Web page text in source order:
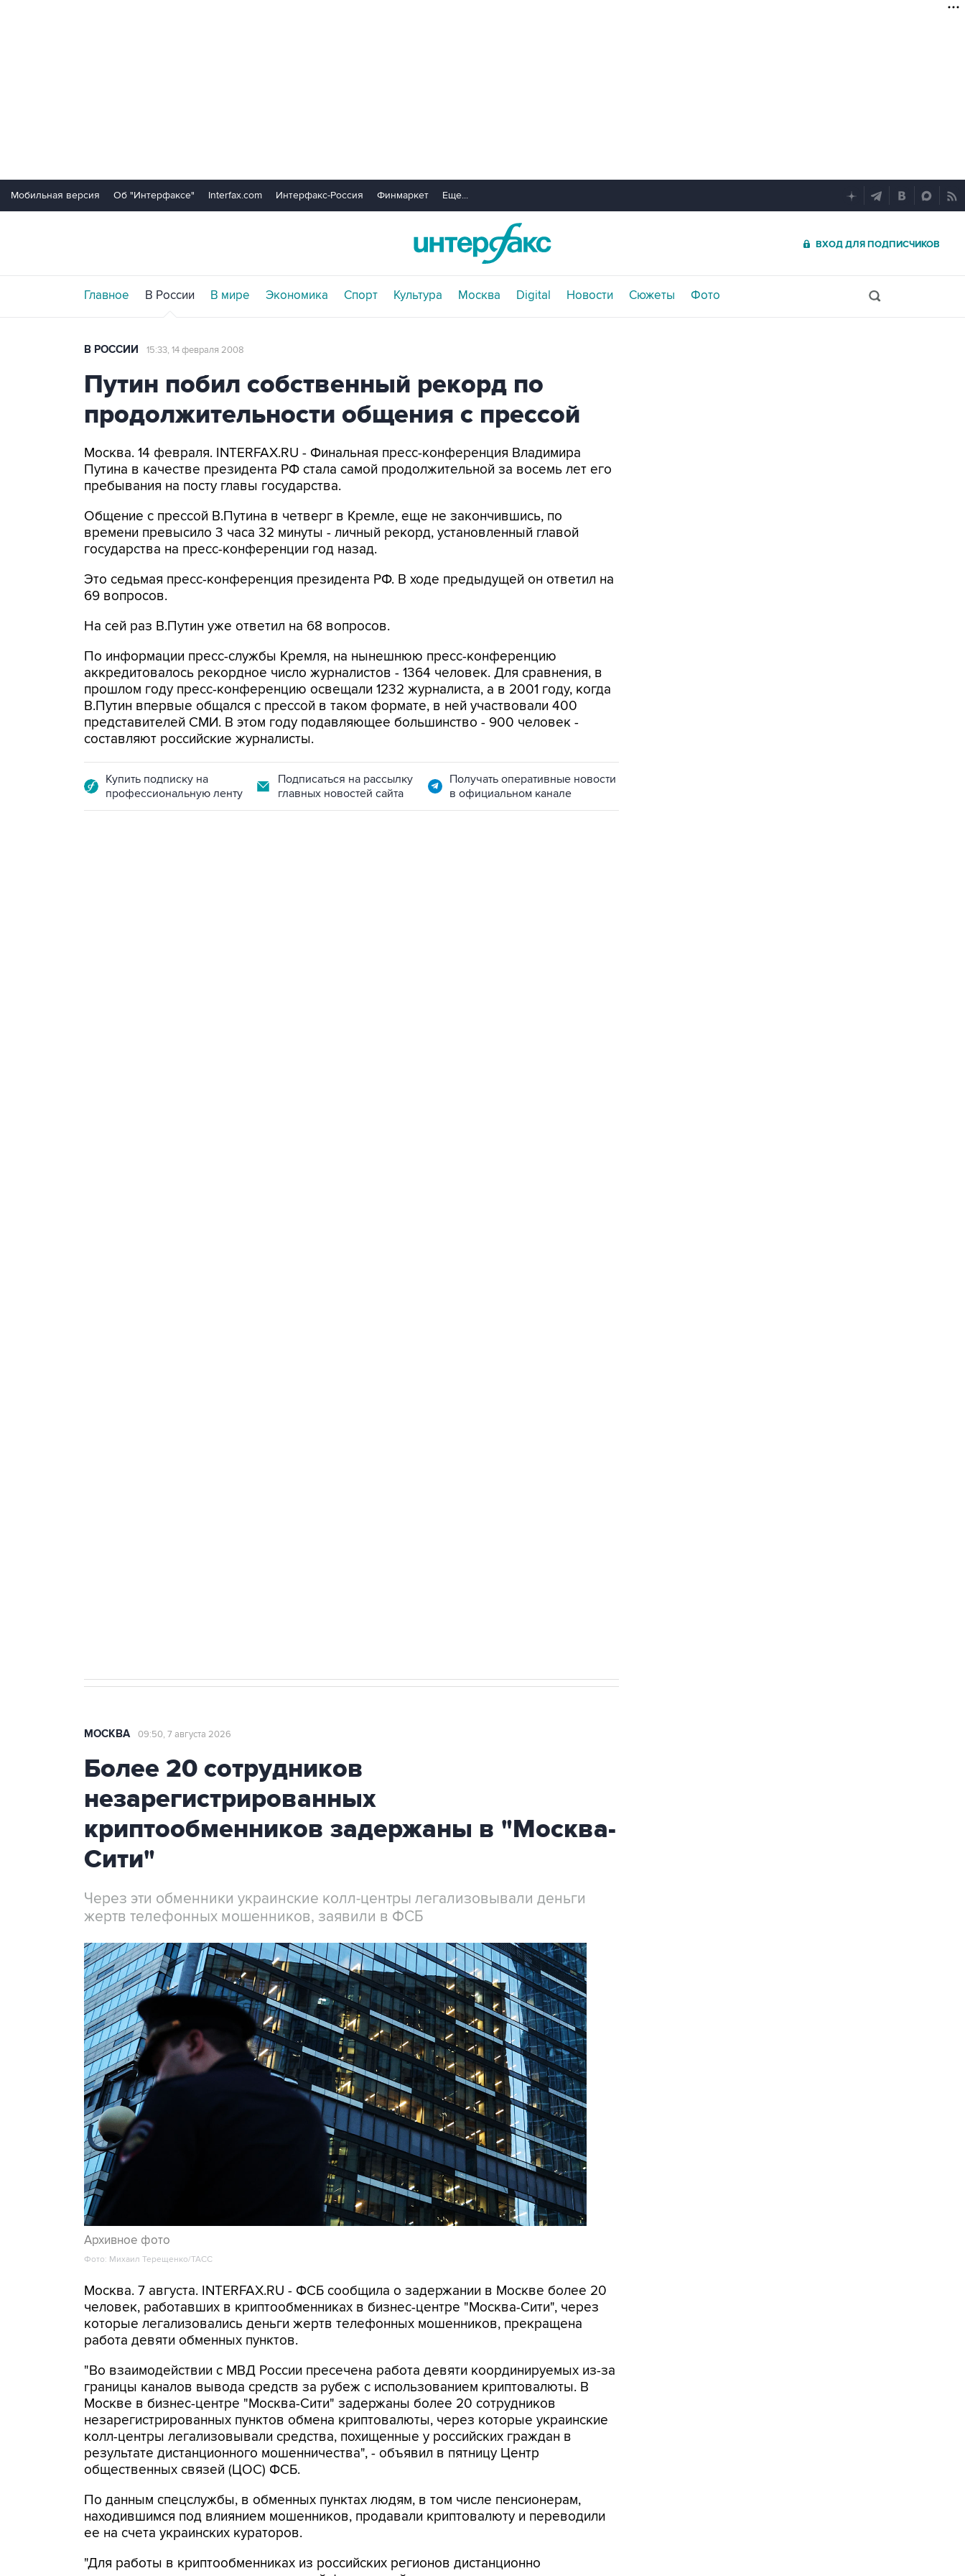
Мобильная версия Об "Интерфаксе" Interfax.com Интерфакс-Россия Финмаркет Еще...
ВХОД ДЛЯ ПОДПИСЧИКОВ
Главное В России В мире Экономика Спорт Культура Москва Digital Новости Сюжеты Фото
В РОССИИ 15:33, 14 февраля 2008
Путин побил собственный рекорд по
продолжительности общения с прессой
Москва. 14 февраля. INTERFAX.RU - Финальная пресс-конференция Владимира
Путина в качестве президента РФ стала самой продолжительной за восемь лет его
пребывания на посту главы государства.
Общение с прессой В.Путина в четверг в Кремле, еще не закончившись, по
времени превысило 3 часа 32 минуты - личный рекорд, установленный главой
государства на пресс-конференции год назад.
Это седьмая пресс-конференция президента РФ. В ходе предыдущей он ответил на
69 вопросов.
На сей раз В.Путин уже ответил на 68 вопросов.
По информации пресс-службы Кремля, на нынешнюю пресс-конференцию
аккредитовалось рекордное число журналистов - 1364 человек. Для сравнения, в
прошлом году пресс-конференцию освещали 1232 журналиста, а в 2001 году, когда
В.Путин впервые общался с прессой в таком формате, в ней участвовали 400
представителей СМИ. В этом году подавляющее большинство - 900 человек -
составляют российские журналисты.
Купить подписку на
профессиональную ленту
Подписаться на рассылку
главных новостей сайта
Получать оперативные новости
в официальном канале
МОСКВА 09:50, 7 августа 2026
Более 20 сотрудников
незарегистрированных
криптообменников задержаны в "Москва-
Сити"
Через эти обменники украинские колл-центры легализовывали деньги
жертв телефонных мошенников, заявили в ФСБ
Архивное фото
Фото: Михаил Терещенко/ТАСС
Москва. 7 августа. INTERFAX.RU - ФСБ сообщила о задержании в Москве более 20
человек, работавших в криптообменниках в бизнес-центре "Москва-Сити", через
которые легализовались деньги жертв телефонных мошенников, прекращена
работа девяти обменных пунктов.
"Во взаимодействии с МВД России пресечена работа девяти координируемых из-за
границы каналов вывода средств за рубеж с использованием криптовалюты. В
Москве в бизнес-центре "Москва-Сити" задержаны более 20 сотрудников
незарегистрированных пунктов обмена криптовалюты, через которые украинские
колл-центры легализовывали средства, похищенные у российских граждан в
результате дистанционного мошенничества", - объявил в пятницу Центр
общественных связей (ЦОС) ФСБ.
По данным спецслужбы, в обменных пунктах людям, в том числе пенсионерам,
находившимся под влиянием мошенников, продавали криптовалюту и переводили
ее на счета украинских кураторов.
"Для работы в криптообменниках из российских регионов дистанционно